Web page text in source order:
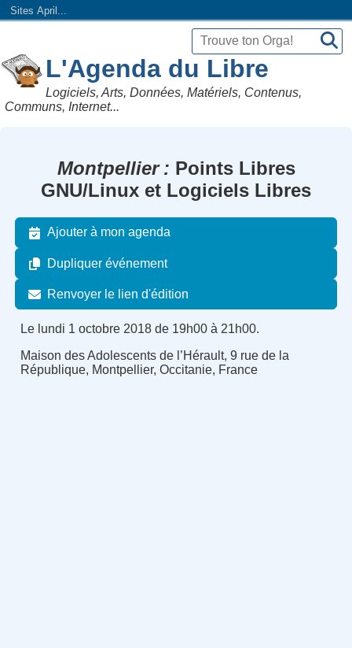
Sites April...
L'Agenda du Libre
Logiciels, Arts, Données, Matériels, Contenus,
Communs, Internet...
Montpellier
Points Libres
GNU/Linux et Logiciels Libres
Ajouter à mon agenda
Dupliquer événement
Renvoyer le lien d'édition
Le lundi 1 octobre 2018 de 19h00 à 21h00.
Maison des Adolescents de l’Hérault, 9 rue de la
République, Montpellier, Occitanie, France